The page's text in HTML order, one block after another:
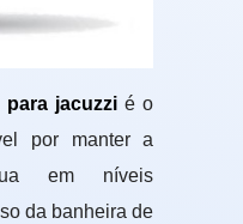
jacuzzié o
por manter a
em níveis
da banheira de